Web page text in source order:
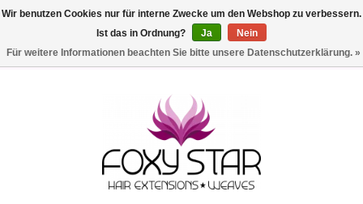
Einstellungen
Wir benutzen Cookies nur für interne Zwecke um den Webshop zu verbessern.
Ist das in Ordnung?
Ja
Nein
Für weitere Informationen beachten Sie bitte unsere Datenschutzerklärung. »